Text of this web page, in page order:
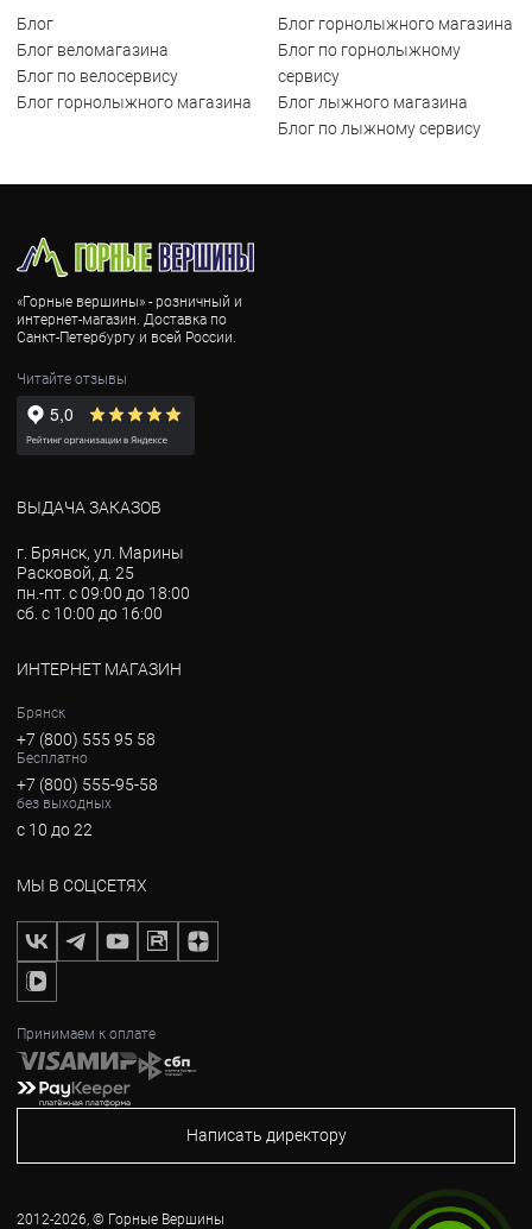
Блог
Блог веломагазина
Блог по велосервису
Блог горнолыжного магазина
Блог горнолыжного магазина
Блог по горнолыжному
сервису
Блог лыжного магазина
Блог по лыжному сервису
«Горные вершины» - розничный и
интернет-магазин. Доставка по
Санкт-Петербургу и всей России.
Читайте отзывы
ВЫДАЧА ЗАКАЗОВ
г. Брянск, ул. Марины
Расковой, д. 25
пн.-пт. с 09:00 до 18:00
сб. с 10:00 до 16:00
ИНТЕРНЕТ МАГАЗИН
Брянск
+7 (800) 555 95 58
Бесплатно
+7 (800) 555-95-58
без выходных
с 10 до 22
МЫ В СОЦСЕТЯХ
Принимаем к оплате
Написать директору
2012-2026, © Горные Вершины